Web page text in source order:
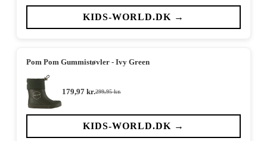
pris
var:
pris
er:
KIDS-WORLD.DK →
Pom Pom Gummistøvler - Ivy Green
299,95kr.
Den
pris
var:
179,97 kr.Den
pris
er:
KIDS-WORLD.DK →